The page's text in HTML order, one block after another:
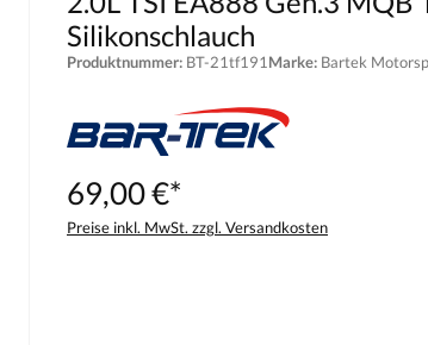
Silikonschlauch
Produktnummer: BT-21tf191Marke: Bartek
69,00 €*
Preise inkl. MwSt. zzgl. Versandkosten